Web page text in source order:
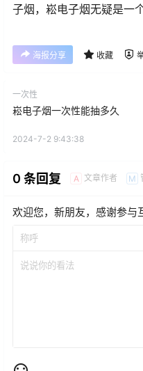
子烟，崧电子烟无疑是一
海报分享 收藏
一次性
崧电子烟一次性能抽多久
2024-7-2 9:43:38
0 条回复 A 文章作者 M
欢迎您，新朋友，感谢参与